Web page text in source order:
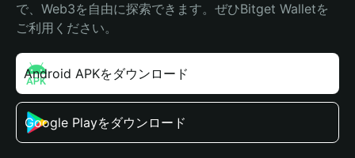
で、Web3を自由に探索できます。ぜひBitget Walletを
ご利用ください。
Android APKをダウンロード
Google Playをダウンロード